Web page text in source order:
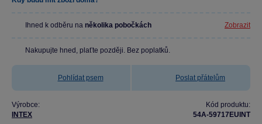
Ihned k odběru na několika pobočkách Zobrazit
Nakupujte hned, plaťte později. Bez poplatků.
Pohlídat psem Poslat přátelům
Výrobce:
INTEX
Kód produktu:
54A-59717EUINT